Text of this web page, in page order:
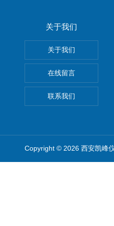
关于我们
关于我们
在线留言
联系我们
Copyright © 2026 西安凯峰